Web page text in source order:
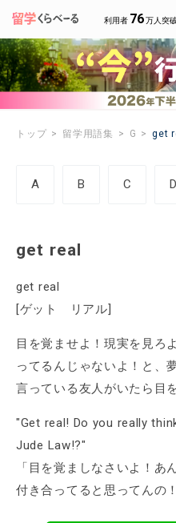
利用者 76万人突破
トップ 留学用語集 G get
A B C D
get real
get real
[ゲット リアル]
目を覚ませよ！現実を見ろ
ってるんじゃないよ！と、
言っている友人がいたら目
"Get real! Do you really
Jude Law!?"
「目を覚ましなさいよ！あ
付き合ってると思ってんの！